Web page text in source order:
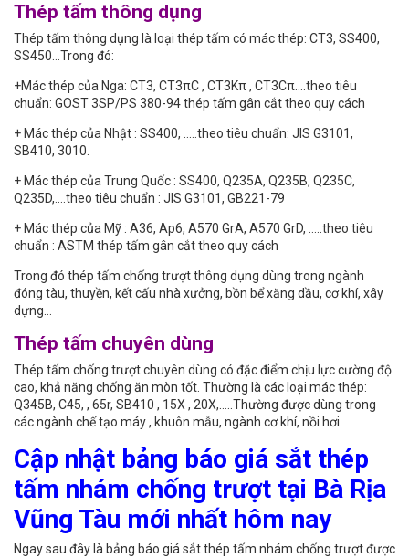
Thép tấm thông dụng
Thép tấm thông dụng là loại thép tấm có mác thép: CT3, SS400,
SS450…Trong đó:
+Mác thép của Nga: CT3, CT3πC , CT3Kπ , CT3Cπ….theo tiêu
chuẩn: GOST 3SP/PS 380-94 thép tấm gân cắt theo quy cách
+ Mác thép của Nhật : SS400, …..theo tiêu chuẩn: JIS G3101,
SB410, 3010.
+ Mác thép của Trung Quốc : SS400, Q235A, Q235B, Q235C,
Q235D,….theo tiêu chuẩn : JIS G3101, GB221-79
+ Mác thép của Mỹ : A36, Ap6, A570 GrA, A570 GrD, …..theo tiêu
chuẩn : ASTM thép tấm gân cắt theo quy cách
Trong đó thép tấm chống trượt thông dụng dùng trong ngành
đóng tàu, thuyền, kết cấu nhà xưởng, bồn bể xăng dầu, cơ khí, xây
dựng…
Thép tấm chuyên dùng
Thép tấm chống trượt chuyên dùng có đặc điểm chịu lực cường độ
cao, khả năng chống ăn mòn tốt. Thường là các loại mác thép:
Q345B, C45, , 65r, SB410 , 15X , 20X,…..Thường được dùng trong
các ngành chế tạo máy , khuôn mẫu, ngành cơ khí, nồi hơi.
Cập nhật bảng báo giá sắt thép
tấm nhám chống trượt tại Bà Rịa
Vũng Tàu mới nhất hôm nay
Ngay sau đây là bảng báo giá sắt thép tấm nhám chống trượt được